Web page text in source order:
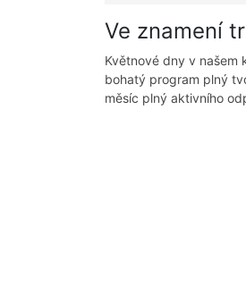
Ve znamení
Květnové dny v našem
bohatý program plný
měsíc plný aktivního